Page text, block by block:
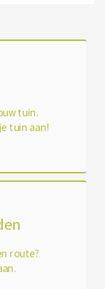
tuin.
tuin aan!
route?